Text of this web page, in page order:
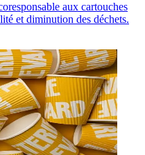
aux cartouches
et diminution des déchets.